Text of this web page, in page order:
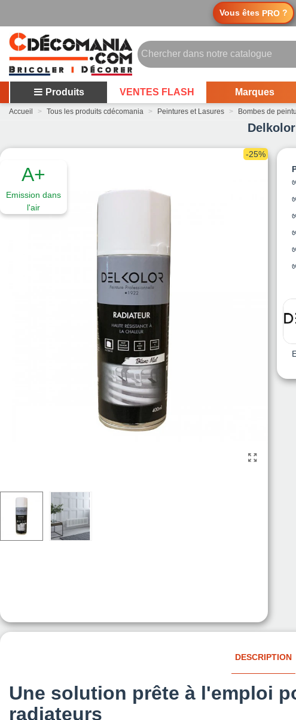
Vous êtes PRO ?
Produits VENTES FLASH Marques
Accueil > Tous les produits cdécomania > Peintures et Lasures > Bombes de
A+
Emission dans
l'air
-25%
DESCRIPTION
Une solution prête à l'emploi
radiateurs